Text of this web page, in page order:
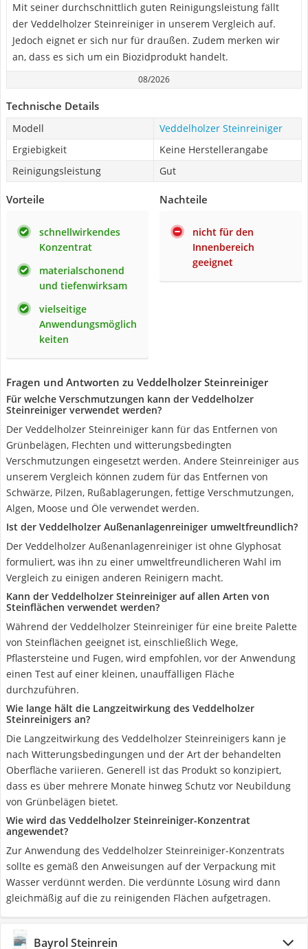
Mit seiner durchschnittlich guten Reinigungsleistung fällt
der Veddelholzer Steinreiniger in unserem Vergleich auf.
Jedoch eignet er sich nur für draußen. Zudem merken wir
an, dass es sich um ein Biozidprodukt handelt.
08/2026
Technische Details
Modell
Veddelholzer Steinreiniger
Ergiebigkeit
Keine Herstellerangabe
Reinigungsleistung
Gut
Vorteile
schnellwirkendes
Konzentrat
materialschonend
und tiefenwirksam
vielseitige
Anwendungsmöglich
keiten
Nachteile
nicht für den
Innenbereich
geeignet
Fragen und Antworten zu Veddelholzer Steinreiniger
Für welche Verschmutzungen kann der Veddelholzer
Steinreiniger verwendet werden?
Der Veddelholzer Steinreiniger kann für das Entfernen von
Grünbelägen, Flechten und witterungsbedingten
Verschmutzungen eingesetzt werden. Andere Steinreiniger aus
unserem Vergleich können zudem für das Entfernen von
Schwärze, Pilzen, Rußablagerungen, fettige Verschmutzungen,
Algen, Moose und Öle verwendet werden.
Ist der Veddelholzer Außenanlagenreiniger umweltfreundlich?
Der Veddelholzer Außenanlagenreiniger ist ohne Glyphosat
formuliert, was ihn zu einer umweltfreundlicheren Wahl im
Vergleich zu einigen anderen Reinigern macht.
Kann der Veddelholzer Steinreiniger auf allen Arten von
Steinflächen verwendet werden?
Während der Veddelholzer Steinreiniger für eine breite Palette
von Steinflächen geeignet ist, einschließlich Wege,
Pflastersteine und Fugen, wird empfohlen, vor der Anwendung
einen Test auf einer kleinen, unauffälligen Fläche
durchzuführen.
Wie lange hält die Langzeitwirkung des Veddelholzer
Steinreinigers an?
Die Langzeitwirkung des Veddelholzer Steinreinigers kann je
nach Witterungsbedingungen und der Art der behandelten
Oberfläche variieren. Generell ist das Produkt so konzipiert,
dass es über mehrere Monate hinweg Schutz vor Neubildung
von Grünbelägen bietet.
Wie wird das Veddelholzer Steinreiniger-Konzentrat
angewendet?
Zur Anwendung des Veddelholzer Steinreiniger-Konzentrats
sollte es gemäß den Anweisungen auf der Verpackung mit
Wasser verdünnt werden. Die verdünnte Lösung wird dann
gleichmäßig auf die zu reinigenden Flächen aufgetragen.
Bayrol Steinrein